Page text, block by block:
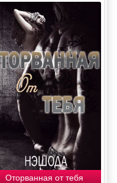
Оторванная от тебя